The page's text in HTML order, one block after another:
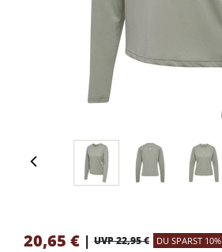
20,65 € | UVP 22,95 € DU SPARST 10%